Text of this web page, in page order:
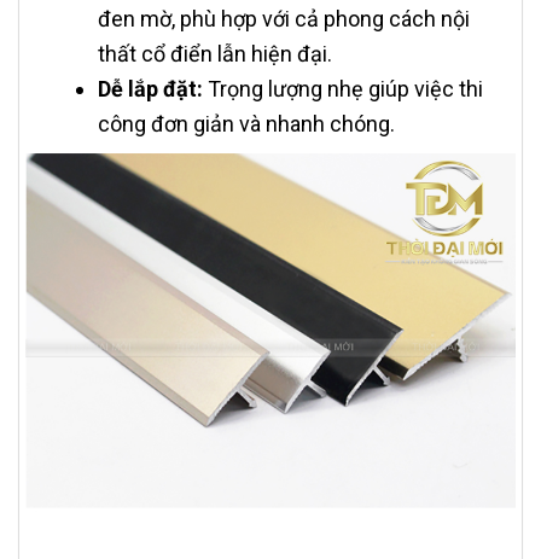
đen mờ, phù hợp với cả phong cách nội
thất cổ điển lẫn hiện đại.
Dễ lắp đặt: Trọng lượng nhẹ giúp việc thi
công đơn giản và nhanh chóng.